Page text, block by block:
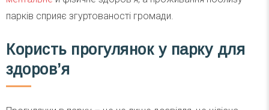
парків сприяє згуртованості громади.
Користь прогулянок у парку для
здоров’я